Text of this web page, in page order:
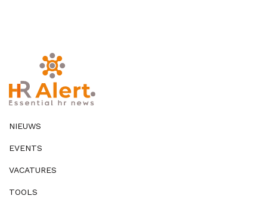
NIEUWS
EVENTS
VACATURES
TOOLS